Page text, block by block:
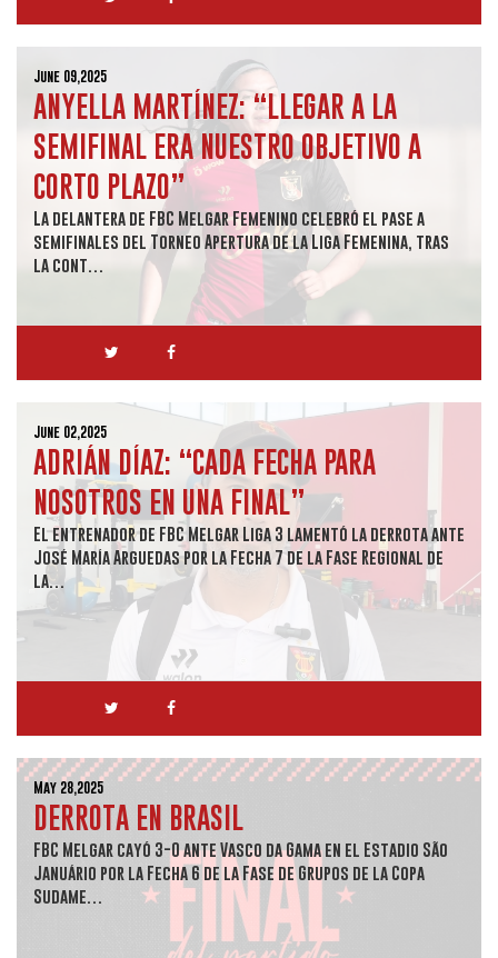
June 09,2025
ANYELLA MARTÍNEZ: “LLEGAR A LA
SEMIFINAL ERA NUESTRO OBJETIVO A
CORTO PLAZO”
La delantera de FBC Melgar Femenino celebró el pase a
semifinales del Torneo Apertura de la Liga Femenina, tras
la cont…
June 02,2025
ADRIÁN DÍAZ: “CADA FECHA PARA
NOSOTROS EN UNA FINAL”
El entrenador de FBC Melgar Liga 3 lamentó la derrota ante
José María Arguedas por la Fecha 7 de la Fase Regional de
la…
May 28,2025
DERROTA EN BRASIL
FBC Melgar cayó 3-0 ante Vasco da Gama en el Estadio São
Januário por la Fecha 6 de la Fase de Grupos de la Copa
Sudame…